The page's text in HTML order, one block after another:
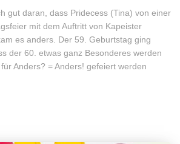
gut daran, dass Pridecess (Tina) von einer
mit dem Auftritt von Kapeister
es anders. Der 59. Geburtstag ging
der 60. etwas ganz Besonderes werden
Anders? = Anders! gefeiert werden